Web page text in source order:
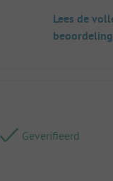
Lees de
beoordeling
Geverifieerd